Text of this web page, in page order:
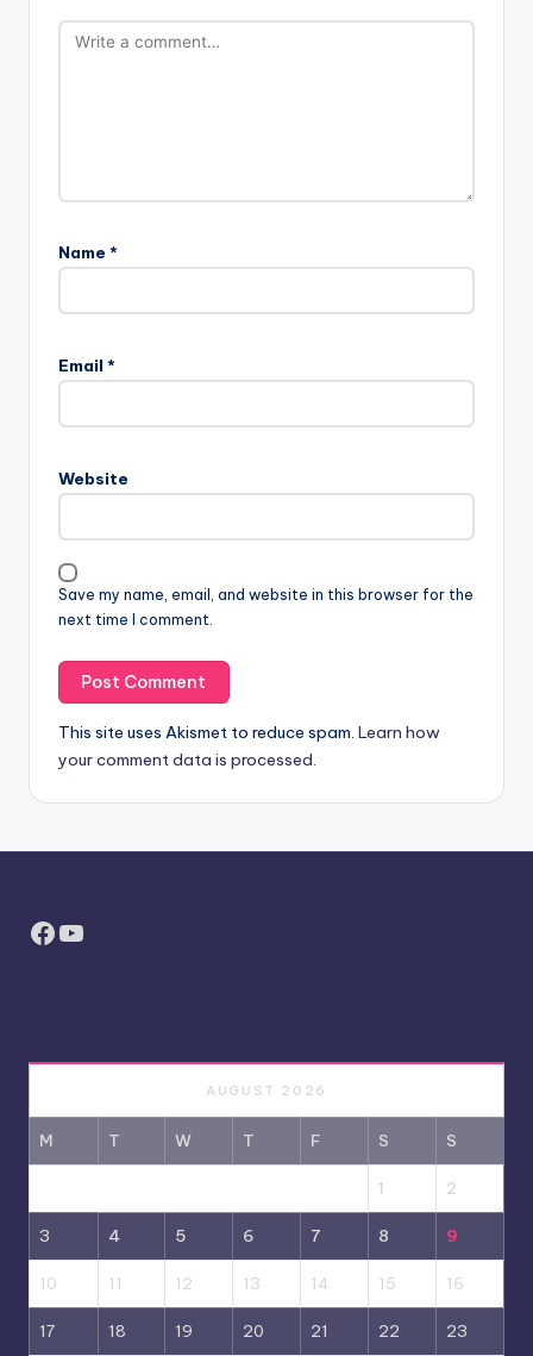
Name *
Email *
Website
Save my name, email, and website in this browser for the
next time I comment.
This site uses Akismet to reduce spam. Learn how
your comment data is processed.
Facebook
YouTube
AUGUST 2026
M T W T F S S
1 2
3 4 5 6 7 8 9
10 11 12 13 14 15 16
17 18 19 20 21 22 23